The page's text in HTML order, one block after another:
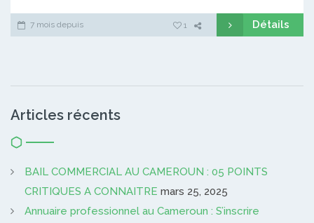
7 mois depuis 1 Détails
Articles récents
BAIL COMMERCIAL AU CAMEROUN : 05 POINTS
CRITIQUES A CONNAITRE mars 25, 2025
Annuaire professionnel au Cameroun : S’inscrire